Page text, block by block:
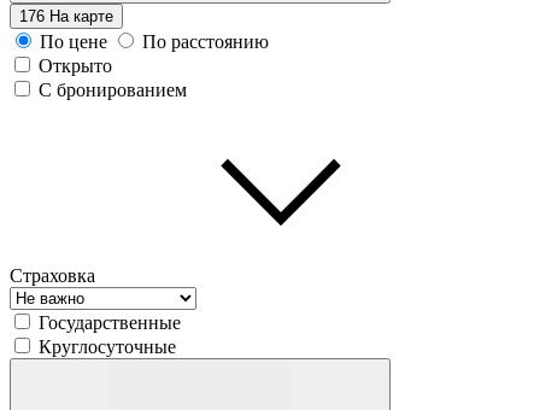
176 На карте
По цене
По расстоянию
Открыто
С бронированием
Страховка
Государственные
Круглосуточные